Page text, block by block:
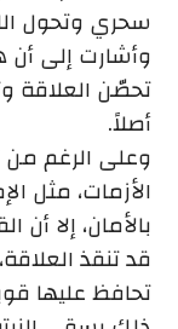
سحري وتحول
وأشارت إلى أن
تحصّن العلاقة
أصلاً.
وعلى الرغم
الأزمات، مثل
بالأمان، إلا
قد تنقذ
تحافظ عليها